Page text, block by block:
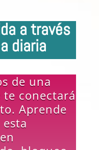
a través
diaria
de una
conectará
Aprende